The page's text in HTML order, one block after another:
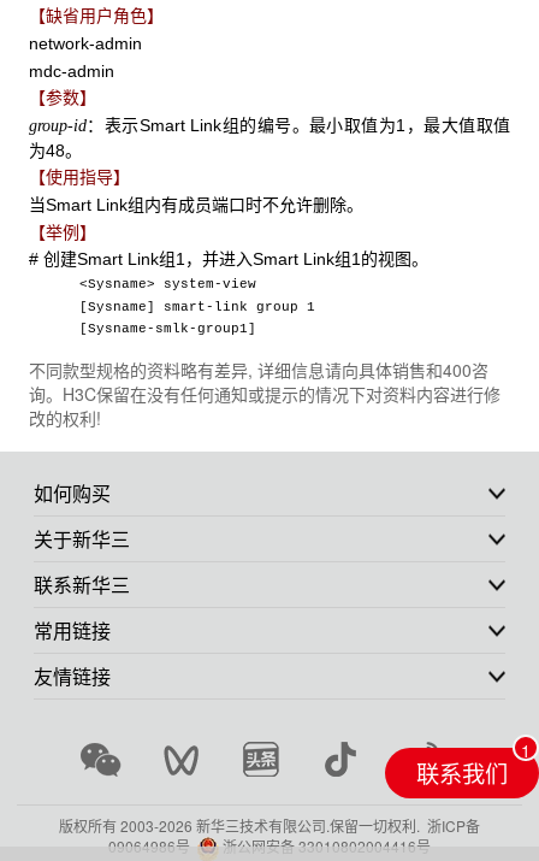
【缺省用户角色】
network-admin
mdc-admin
【参数】
group-id：表示Smart Link组的编号。最小取值为1，最大值取值
为48。
【使用指导】
当Smart Link组内有成员端口时不允许删除。
【举例】
# 创建Smart Link组1，并进入Smart Link组1的视图。
<Sysname> system-view
[Sysname] smart-link group 1
[Sysname-smlk-group1]
不同款型规格的资料略有差异, 详细信息请向具体销售和400咨
询。H3C保留在没有任何通知或提示的情况下对资料内容进行修
改的权利!
如何购买
关于新华三
联系新华三
常用链接
友情链接
版权所有 2003-2026 新华三技术有限公司.保留一切权利. 浙ICP备
09064986号
浙公网安备 33010802004416号
联系我们